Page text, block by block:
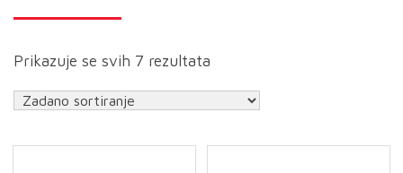
Prikazuje se svih 7 rezultata